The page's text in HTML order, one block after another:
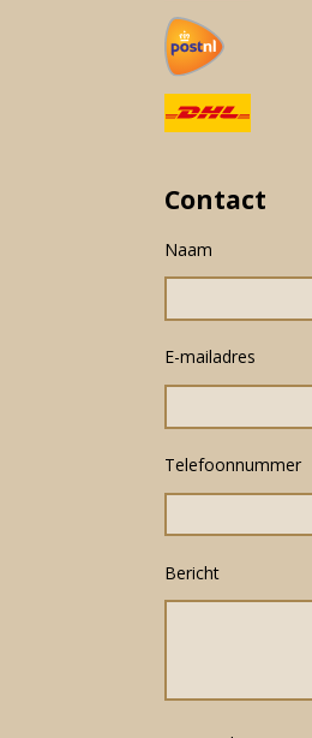
Contact
Naam
E-mailadres
Telefoonnummer
Bericht